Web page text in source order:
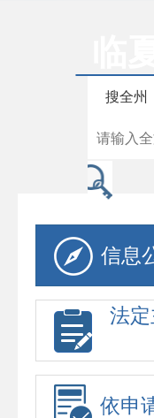
搜全州
信息
法
依申